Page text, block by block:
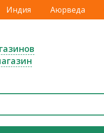
Индия Аюрведа